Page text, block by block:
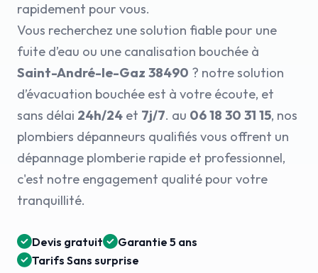
rapidement pour vous.
Vous recherchez une solution fiable pour une
fuite d’eau ou une canalisation bouchée à
Saint-André-le-Gaz 38490 ? notre solution
d’évacuation bouchée est à votre écoute, et
sans délai 24h/24 et 7j/7. au 06 18 30 31 15, nos
plombiers dépanneurs qualifiés vous offrent un
dépannage plomberie rapide et professionnel,
c'est notre engagement qualité pour votre
tranquillité.
Devis gratuit
Garantie 5 ans
Tarifs Sans surprise